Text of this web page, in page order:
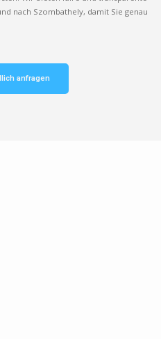
nach Szombathely, damit Sie genau
anfragen